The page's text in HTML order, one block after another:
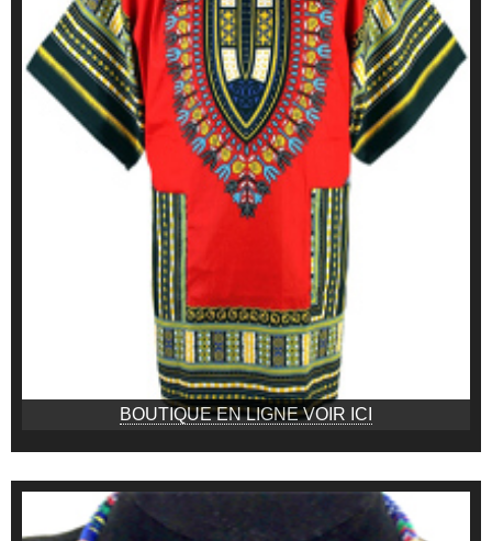
BOUTIQUE EN LIGNE VOIR ICI